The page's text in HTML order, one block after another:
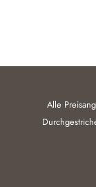
Alle